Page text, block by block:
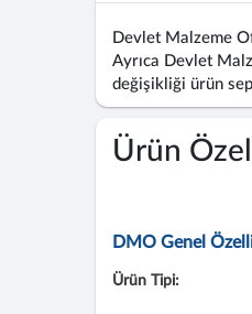
Devlet Malzeme
Ayrıca Devlet
değişikliği ürün
Ürün
DMO Genel
Ürün Tipi: